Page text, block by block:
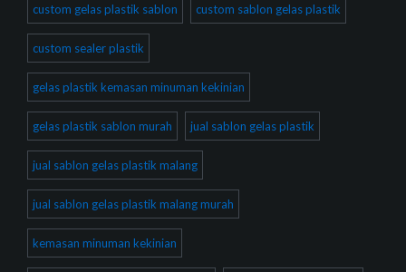
custom gelas plastik sablon custom sablon gelas plastik
custom sealer plastik
gelas plastik kemasan minuman kekinian
gelas plastik sablon murah jual sablon gelas plastik
jual sablon gelas plastik malang
jual sablon gelas plastik malang murah
kemasan minuman kekinian